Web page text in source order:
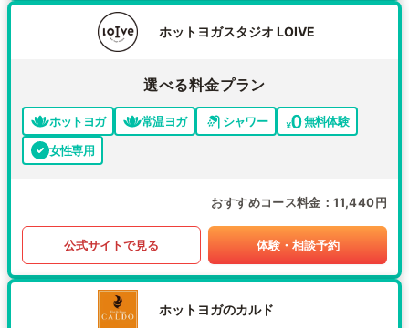
ホットヨガスタジオ LOIVE
選べる料金プラン
ホットヨガ 常温ヨガ シャワー
無料体験
女性専用
おすすめコース料金 11,440円
公式サイトで見る 体験・相談予約
ホットヨガのカルド